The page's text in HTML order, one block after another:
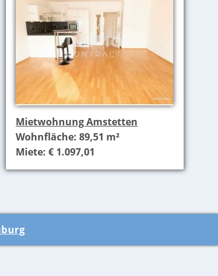
Mietwohnung Amstetten
Wohnfläche: 89,51 m²
Miete: € 1.097,01